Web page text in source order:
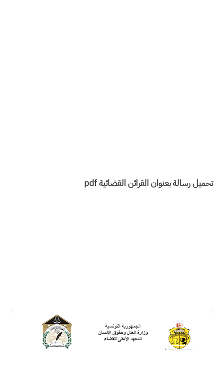
تحميل رسالة بعنوان القرائن القضائية pdf